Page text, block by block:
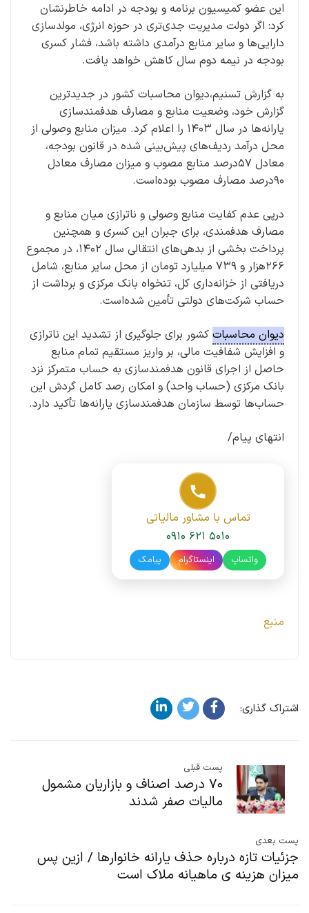
این عضو کمیسیون برنامه و بودجه در ادامه خاطرنشان
کرد: اگر دولت مدیریت جدی‌تری در حوزه انرژی، مولدسازی
دارایی‌ها و سایر منابع درآمدی داشته باشد، فشار کسری
بودجه در نیمه دوم سال کاهش خواهد یافت.
به گزارش تسنیم،دیوان محاسبات کشور در جدیدترین
گزارش خود، وضعیت منابع و مصارف هدفمندسازی
یارانه‌ها در سال ۱۴۰۳ را اعلام کرد. میزان منابع وصولی از
محل درآمد ردیف‌های پیش‌بینی شده در قانون بودجه،
معادل ۵۷درصد منابع مصوب و میزان مصارف معادل
۹۰درصد مصارف مصوب بوده‌است.
درپی عدم کفایت منابع وصولی و ناترازی میان منابع و
مصارف هدفمندی، برای جبران این کسری و همچنین
پرداخت بخشی از بدهی‌های انتقالی سال ۱۴۰۲، در مجموع
۲۶۶هزار و ۷۳۹ میلیارد تومان از محل سایر منابع، شامل
دریافتی از خزانه‌داری کل، تنخواه بانک مرکزی و برداشت از
حساب شرکت‌های دولتی تأمین شده‌است.
دیوان محاسبات کشور برای جلوگیری از تشدید این ناترازی
و افزایش شفافیت مالی، بر واریز مستقیم تمام منابع
حاصل از اجرای قانون هدفمندسازی به حساب متمرکز نزد
بانک مرکزی (حساب واحد) و امکان رصد کامل گردش این
حساب‌ها توسط سازمان هدفمندسازی یارانه‌ها تأکید دارد.
انتهای پیام/
تماس با مشاور مالیاتی
۰۹۱۰ ۶۲۱ ۵۰۱۰
واتساپ اینستاگرام پیامک
منبع
اشتراک گذاری:
پست قبلی
۷۰ درصد اصناف و بازاریان مشمول
مالیات صفر شدند
پست بعدی
جزئیات تازه درباره حذف یارانه خانوارها / ازین پس
میزان هزینه ی ماهیانه ملاک است